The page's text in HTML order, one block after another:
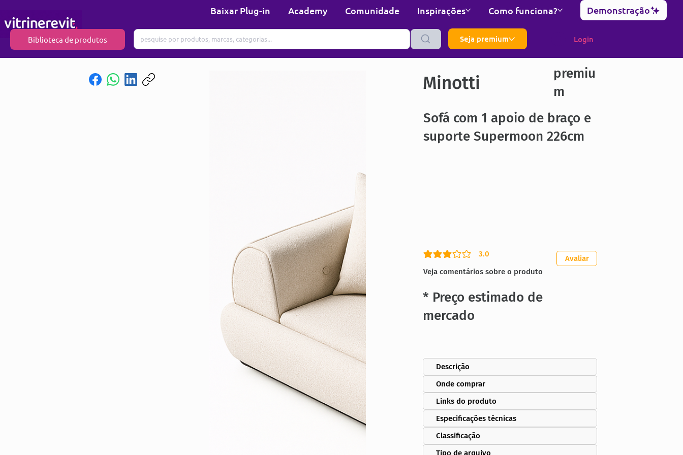
Baixar Plug-in Academy Comunidade Inspirações Como funciona? Demonstração
Biblioteca de produtos Seja premium Login
Minotti
premiu
m
Sofá com 1 apoio de braço e
suporte Supermoon 226cm
3.0
classificação média é 3 de 5
Veja comentários sobre o produto
Avaliar
* Preço estimado de
mercado
Descrição
Onde comprar
Links do produto
Especificações técnicas
Classificação
Tipo de arquivo